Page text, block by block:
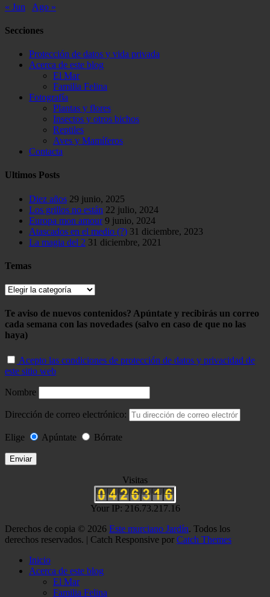
« Jun
Ago »
Secciones
Protección de datos y vida privada
Acerca de este blog
El Mar
Familia Felina
Fotografía
Plantas y flores
Insectos y otros bichos
Reptiles
Aves y Mamíferos
Contacta
Ultimos Posts
Diez años 29 junio, 2025
Los grillos no están 22 julio, 2024
Europa mon amour 9 junio, 2024
Atascados en el medio (?) 31 diciembre, 2023
La magia del 2 31 diciembre, 2021
Temas
Temas
Te aviso de nuevos contenidos? Apúntate y recibirás un correo
cada semana con las novedades (salvo en caso de que no las
haya)
Acepto las condiciones de protección de datos y privacidad de
este sitio web
Nombre
Dirección de correo electrónico:
Elige Apúntate Bórrate
Visitas
Your IP: 216.73.217.16
Derechos de copia © 2026 Este murciano Jardín. Todos los
derechos reservados. | Catch Responsive por Catch Themes
Inicio
Acerca de este blog
El Mar
Familia Felina